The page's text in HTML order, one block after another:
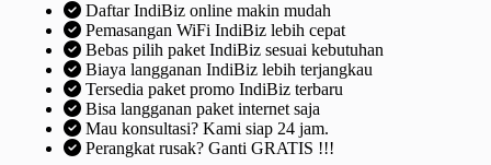
Daftar IndiBiz online makin mudah
Pemasangan WiFi IndiBiz lebih cepat
Bebas pilih paket IndiBiz sesuai kebutuhan
Biaya langganan IndiBiz lebih terjangkau
Tersedia paket promo IndiBiz terbaru
Bisa langganan paket internet saja
Mau konsultasi? Kami siap 24 jam.
Perangkat rusak? Ganti GRATIS !!!